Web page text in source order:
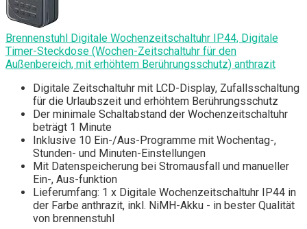
Brennenstuhl Digitale Wochenzeitschaltuhr IP44, Digitale
Timer-Steckdose (Wochen-Zeitschaltuhr für den
Außenbereich, mit erhöhtem Berührungsschutz) anthrazit
Digitale Zeitschaltuhr mit LCD-Display, Zufallsschaltung
für die Urlaubszeit und erhöhtem Berührungsschutz
Der minimale Schaltabstand der Wochenzeitschaltuhr
beträgt 1 Minute
Inklusive 10 Ein-/Aus-Programme mit Wochentag-,
Stunden- und Minuten-Einstellungen
Mit Datenspeicherung bei Stromausfall und manueller
Ein-, Aus-funktion
Lieferumfang: 1 x Digitale Wochenzeitschaltuhr IP44 in
der Farbe anthrazit, inkl. NiMH-Akku - in bester Qualität
von brennenstuhl